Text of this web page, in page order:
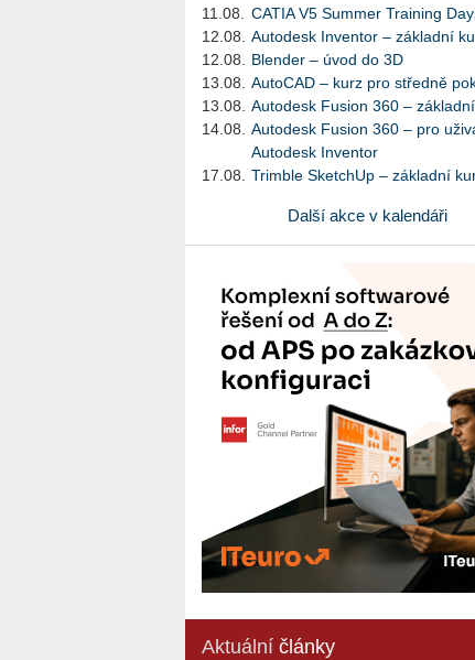
11.08.
CATIA V5 Summer Training
12.08.
Autodesk Inventor – základní
12.08.
Blender – úvod do 3D
13.08.
AutoCAD – kurz pro středně
13.08.
Autodesk Fusion 360 –
14.08.
Autodesk Fusion 360 – pro
Autodesk Inventor
17.08.
Trimble SketchUp – základní
Další akce v kalendáři
Aktuální články